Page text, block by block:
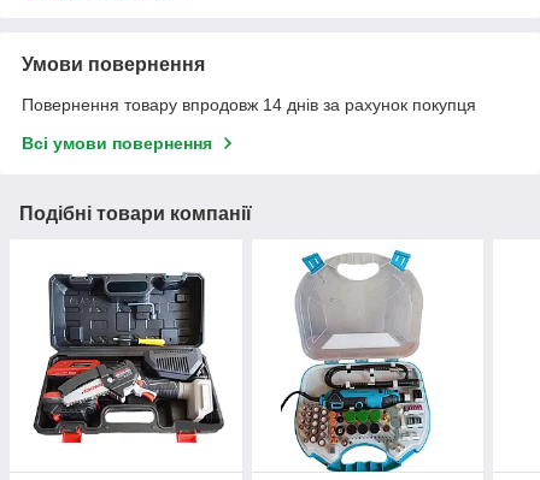
Умови повернення
Повернення товару впродовж 14 днів за рахунок покупця
Всі умови повернення
Подібні товари компанії